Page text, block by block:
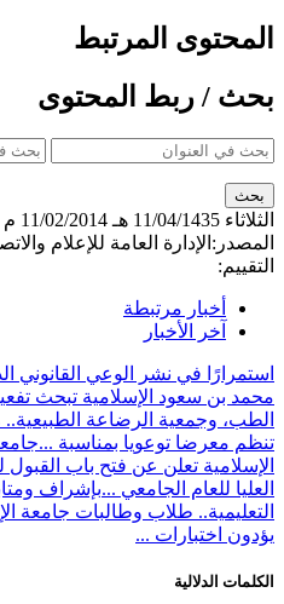
المحتوى المرتبط
بحث / ربط المحتوى
الثلاثاء 11/04/1435 هـ
11/02/2014 م
المصدر: الإدارة العامة للإعلام
التقييم:
أخبار مرتبطة
آخر الأخبار
استمرارًا في نشر الوعي القانوني
محمد بن سعود الإسلامية تبحث
الطب، وجمعية الرضاعة الطبيعية..
تنظم معرضا توعويا بمناسبة ...
الإسلامية تعلن عن فتح باب
العليا للعام الجامعي ...بإشراف
التعليمية.. طلاب وطالبات جامعة
يؤدون اختبارات ...
الكلمات الدلالية